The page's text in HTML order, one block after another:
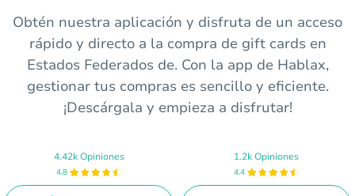
Obtén nuestra aplicación y disfruta de un acceso
rápido y directo a la compra de gift cards en
Estados Federados de. Con la app de Hablax,
gestionar tus compras es sencillo y eficiente.
¡Descárgala y empieza a disfrutar!
4.42k Opiniones
4.8
1.2k Opiniones
4.4